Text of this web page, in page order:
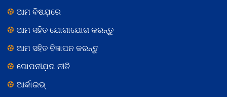
ଆମ ବିଷଯ଼ରେ
ଆମ ସହିତ ଯୋଗାଯୋଗ କରନ୍ତୁ
ଆମ ସହିତ ବିଜ୍ଞାପନ କରନ୍ତୁ
ଗୋପନୀଯ଼ତା ନୀତି
ଆର୍କାଇଭ୍